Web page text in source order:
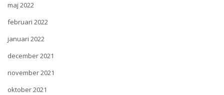
maj 2022
februari 2022
januari 2022
december 2021
november 2021
oktober 2021